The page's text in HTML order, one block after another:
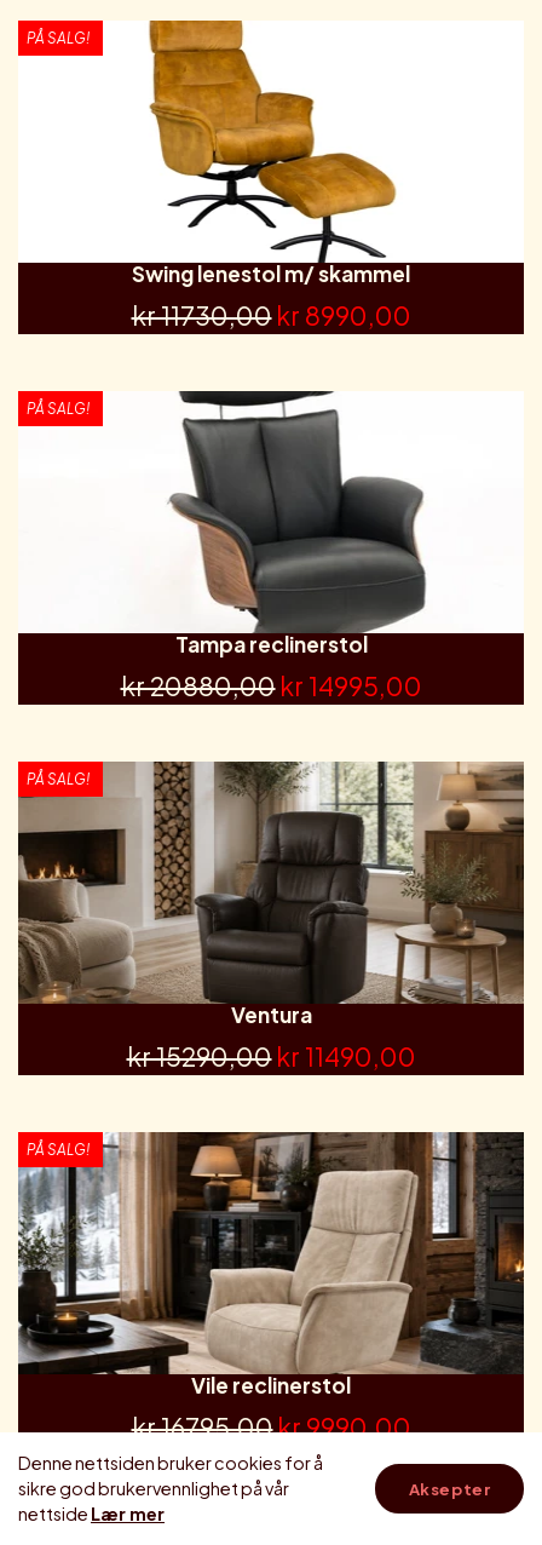
PÅ SALG!
Swing lenestol m/ skammel
kr 11730,00 kr 8990,00
PÅ SALG!
Tampa reclinerstol
kr 20880,00 kr 14995,00
PÅ SALG!
Ventura
kr 15290,00 kr 11490,00
PÅ SALG!
Vile reclinerstol
kr 16795,00kr 9990,00
Denne nettsiden bruker cookies for å
sikre god brukervennlighet på vår
nettside Lær mer
Aksepter